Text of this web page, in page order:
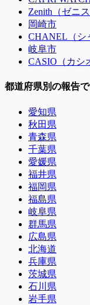
Zenith（ゼニ
岡崎市
CHANEL（シ
岐阜市
CASIO（カシ
都道府県別の報告で
愛知県
秋田県
青森県
千葉県
愛媛県
福井県
福岡県
福島県
岐阜県
群馬県
広島県
北海道
兵庫県
茨城県
石川県
岩手県